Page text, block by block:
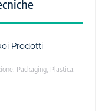
Prodotti
Packaging, Plastica,